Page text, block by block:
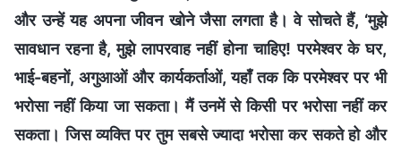
और उन्हें यह अपना जीवन खोने जैसा लगता है। वे सोचते हैं, ‘मुझे
सावधान रहना है, मुझे लापरवाह नहीं होना चाहिए! परमेश्वर के घर,
भाई-बहनों, अगुआओं और कार्यकर्ताओं, यहाँ तक कि परमेश्वर पर भी
भरोसा नहीं किया जा सकता। मैं उनमें से किसी पर भरोसा नहीं कर
सकता। जिस व्यक्ति पर तुम सबसे ज्यादा भरोसा कर सकते हो और